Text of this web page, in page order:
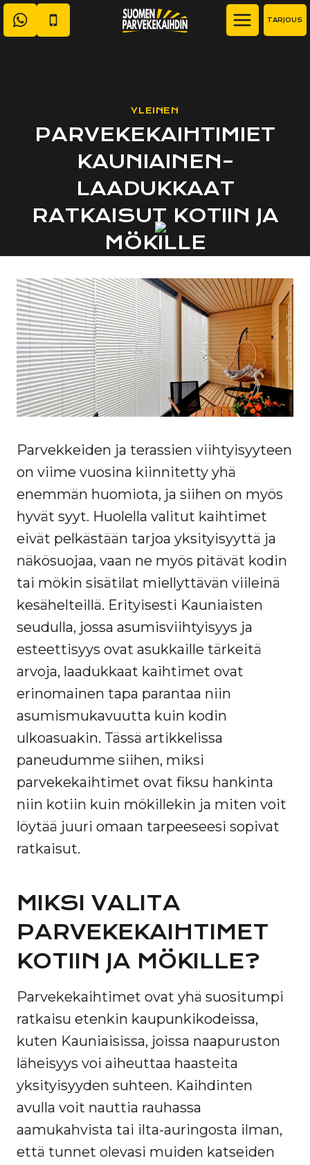
Siirry
sisältöön
TARJOUS
YLEINEN
PARVEKEKAIHTIMIET
KAUNIAINEN–
LAADUKKAAT
RATKAISUT KOTIIN JA
MÖKILLE
Parvekkeiden ja terassien viihtyisyyteen
on viime vuosina kiinnitetty yhä
enemmän huomiota, ja siihen on myös
hyvät syyt. Huolella valitut kaihtimet
eivät pelkästään tarjoa yksityisyyttä ja
näkösuojaa, vaan ne myös pitävät kodin
tai mökin sisätilat miellyttävän viileinä
kesähelteillä. Erityisesti Kauniaisten
seudulla, jossa asumisviihtyisyys ja
esteettisyys ovat asukkaille tärkeitä
arvoja, laadukkaat kaihtimet ovat
erinomainen tapa parantaa niin
asumismukavuutta kuin kodin
ulkoasuakin. Tässä artikkelissa
paneudumme siihen, miksi
parvekekaihtimet ovat fiksu hankinta
niin kotiin kuin mökillekin ja miten voit
löytää juuri omaan tarpeeseesi sopivat
ratkaisut.
MIKSI VALITA
PARVEKEKAIHTIMET
KOTIIN JA MÖKILLE?
Parvekekaihtimet ovat yhä suositumpi
ratkaisu etenkin kaupunkikodeissa,
kuten Kauniaisissa, joissa naapuruston
läheisyys voi aiheuttaa haasteita
yksityisyyden suhteen. Kaihdinten
avulla voit nauttia rauhassa
aamukahvista tai ilta-auringosta ilman,
että tunnet olevasi muiden katseiden